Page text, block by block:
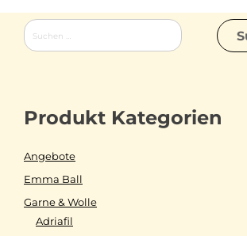
Suchen
nach:
Produkt Kategorien
Angebote
Emma Ball
Garne & Wolle
Adriafil